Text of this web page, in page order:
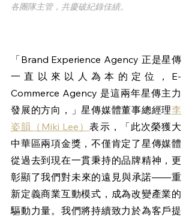
各團隊主管，共慶破紀錄佳績。
「Brand Experience Agency 正是星傳
一直以來以人為本的定位，E-
Commerce Agency 是這兩年星傳主力
發展的方向，」星傳媒體董事總經理李
姿韻（Miki Lee）表示，「此次榮獲大
中華區兩項金獎，不僅肯定了星傳媒體
從過去到現在一貫秉持的品牌精神，更
彰顯了我們對未來的遠見與承諾——重
新定義商業互動模式，成為改變產業的
驅動力量。我們將持續致力於為客戶提